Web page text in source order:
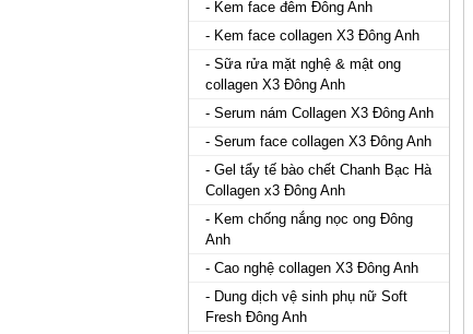
- Kem face đêm Đông Anh
- Kem face collagen X3 Đông Anh
- Sữa rửa mặt nghệ & mật ong
collagen X3 Đông Anh
- Serum nám Collagen X3 Đông Anh
- Serum face collagen X3 Đông Anh
- Gel tẩy tế bào chết Chanh Bạc Hà
Collagen x3 Đông Anh
- Kem chống nắng nọc ong Đông
Anh
- Cao nghệ collagen X3 Đông Anh
- Dung dịch vệ sinh phụ nữ Soft
Fresh Đông Anh